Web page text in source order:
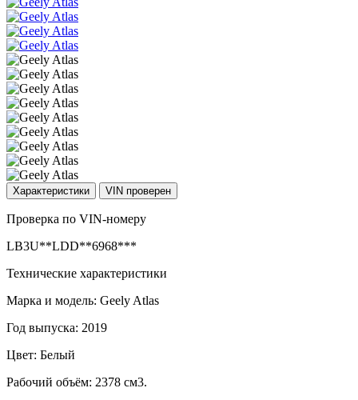
Характеристики VIN проверен
Проверка по VIN-номеру
LB3U**LDD**6968***
Технические характеристики
Марка и модель: Geely Atlas
Год выпуска: 2019
Цвет: Белый
Рабочий объём: 2378 см3.